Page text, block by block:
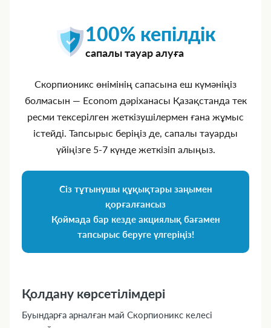
100% кепілдік
сапалы тауар алуға
Скорпионикс өнімінің сапасына еш күмәніңіз
болмасын — Econom дәріханасы Қазақстанда тек
ресми тексерілген жеткізушілермен ғана жұмыс
істейді. Тапсырыс беріңіз де, сапалы тауарды
үйіңізге 5‑7 күнде жеткізіп алыңыз.
Сіз тұтынушы құқықтары заңымен
қорғалғансыз
Қоймада бар кезде акциялық бағамен
тапсырыс беруге үлгеріңіз!
Қолдану көрсетілімдері
Буындарға арналған май Скорпионикс келесі